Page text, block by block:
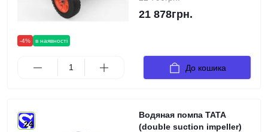
-4% в наявності
21 878грн.
До кошика
24
Водяная помпа TATA
(double suction impeller)